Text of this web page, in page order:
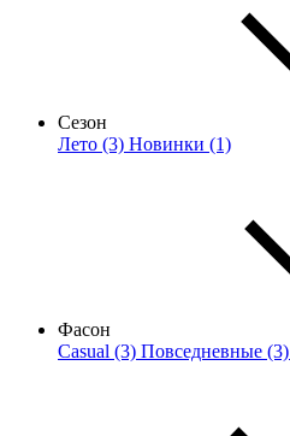
Сезон
Лето (3) Новинки (1)
Фасон
Casual (3) Повседневные (3)